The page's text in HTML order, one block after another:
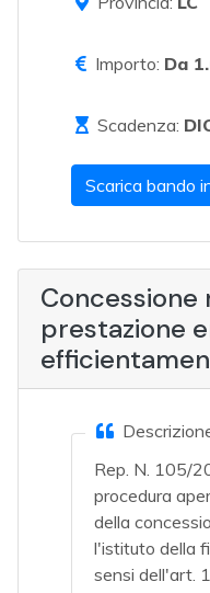
Importo: Da
Scadenza:
Scarica bando
Concessione
prestazione
Rep. N. 105/
procedura
della
l'istituto della
sensi dell'art.